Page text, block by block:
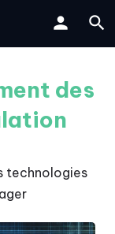
des
technologies